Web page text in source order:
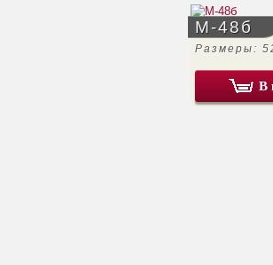
М-48б
Размеры:
В